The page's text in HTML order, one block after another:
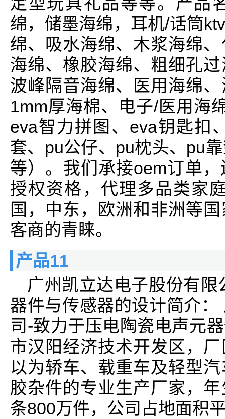
绵，储墨海绵，耳机/话筒
绵、吸水海绵、木浆海绵
海绵、橡胶海绵、粗细孔
波峰隔音海绵、医用海绵
1mm厚海棉、电子/医用海
eva智力拼图、eva钥匙扣
套、pu公仔、pu枕头、pu
等）。我们承接oem订单
授权资格，代理多品类家
国，中东，欧洲和非洲等
客商的青睐。
产品11
广州凯立达电子股份有
器件与传感器的设计简介
司-致力于压电陶瓷电声元
市汉阳经济技术开发区，
以为轿车、载重车及轻型
胶杂件的专业生产厂家，
条800万件，公司占地面积